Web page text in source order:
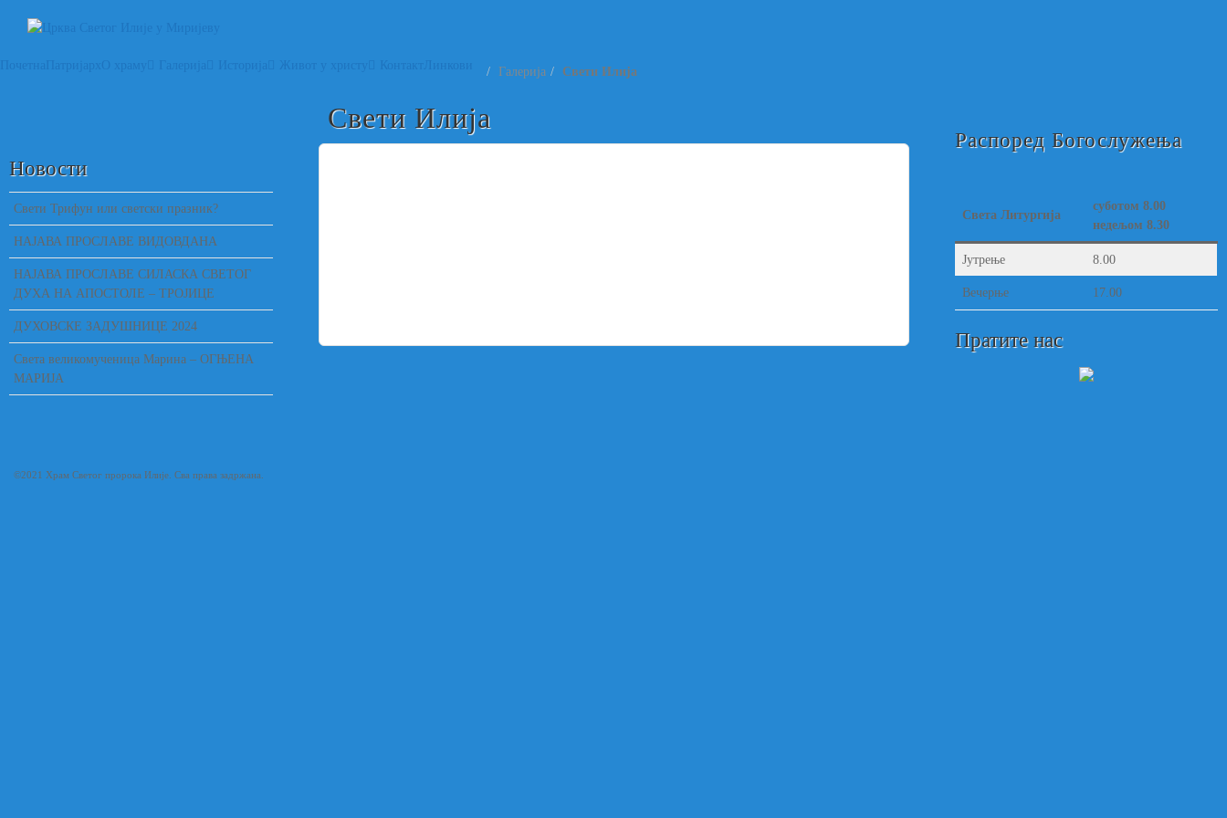
Галерија Свети Илија
Новости
Свети Трифун или светски празник?
НАЈАВА ПРОСЛАВЕ ВИДОВДАНА
НАЈАВА ПРОСЛАВЕ СИЛАСКА СВЕТОГ
ДУХА НА АПОСТОЛЕ – ТРОЈИЦЕ
ДУХОВСКЕ ЗАДУШНИЦЕ 2024
Света великомученица Марина – ОГЊЕНА
МАРИЈА
Свети Илија
Распоред Богослужења
Света Литургија
суботом 8.00
недељом 8.30
Јутрење 8.00
Вечерње 17.00
Пратите нас
©2021 Храм Светог пророка Илије. Сва права задржана.